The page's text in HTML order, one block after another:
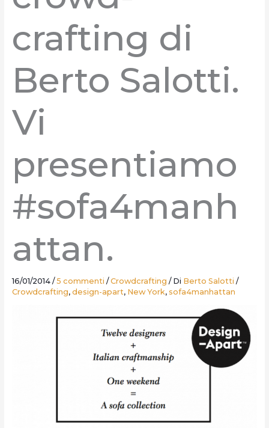
crafting di
Berto Salotti.
Vi
presentiamo
#sofa4manh
attan.
16/01/2014 /5 commenti /Crowdcrafting / Di Berto Salotti /
Crowdcrafting, design-apart, New York, sofa4manhattan